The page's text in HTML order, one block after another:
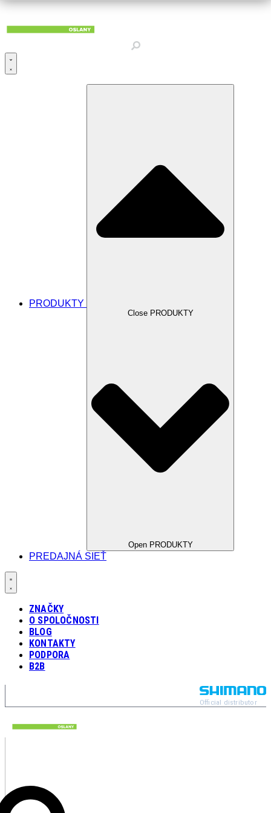
obsah
PRODUKTY
Close PRODUKTY
Open PRODUKTY
PREDAJNÁ SIEŤ
ZNAČKY
O SPOLOČNOSTI
BLOG
KONTAKTY
PODPORA
B2B
Official distributor